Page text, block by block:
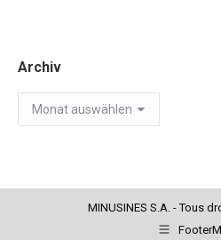
Archiv
Archiv
MINUSINES S.A. - Tous